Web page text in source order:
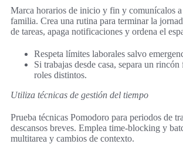
Marca horarios de inicio y fin y comunícalos
familia. Crea una rutina para terminar la
de tareas, apaga notificaciones y ordena el
Respeta límites laborales salvo
Si trabajas desde casa, separa un
roles distintos.
Utiliza técnicas de gestión del tiempo
Prueba técnicas Pomodoro para periodos de
descansos breves. Emplea time-blocking y
multitarea y cambios de contexto.